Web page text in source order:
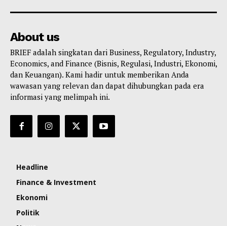
About us
BRIEF adalah singkatan dari Business, Regulatory, Industry,
Economics, and Finance (Bisnis, Regulasi, Industri, Ekonomi,
dan Keuangan). Kami hadir untuk memberikan Anda
wawasan yang relevan dan dapat dihubungkan pada era
informasi yang melimpah ini.
Headline
Finance & Investment
Ekonomi
Politik